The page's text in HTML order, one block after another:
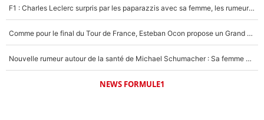
F1 : Charles Leclerc surpris par les paparazzis avec sa femme, les rumeurs étaient vraies !
Comme pour le final du Tour de France, Esteban Ocon propose un Grand Prix de Formule 1 à Paris : «Autour de l’Arc de Triomphe, ce serait génial» !
Nouvelle rumeur autour de la santé de Michael Schumacher : Sa femme Corinna sort du silence
NEWS FORMULE1